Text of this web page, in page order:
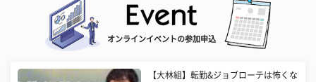
オンラインイベントの参加申込
【大林組】転勤&ジョブローテは怖くな